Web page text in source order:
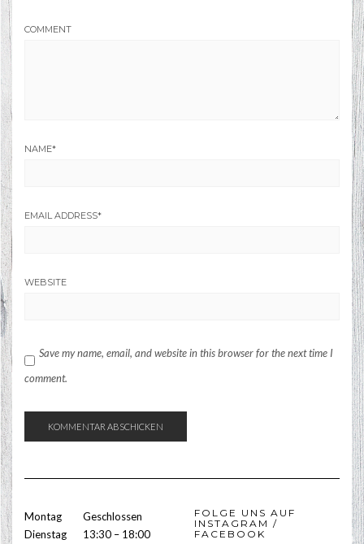
COMMENT
NAME*
EMAIL ADDRESS*
WEBSITE
Save my name, email, and website in this browser for the next time I
comment.
Montag
Geschlossen
Dienstag
13:30 – 18:00
FOLGE UNS AUF
INSTAGRAM /
FACEBOOK